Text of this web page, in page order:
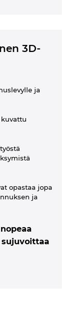
3D-
ja
opastaa jopa
ja